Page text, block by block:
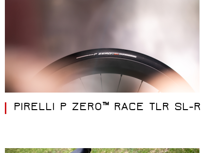
PIRELLI P ZERO™ RACE TLR SL-R